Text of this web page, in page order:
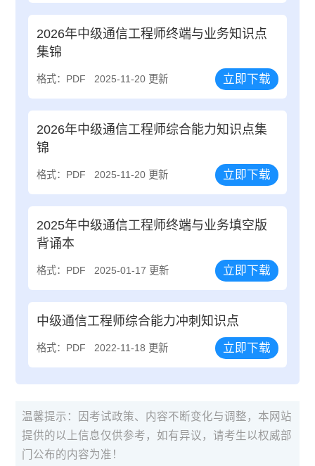
2026年中级通信工程师终端与业务知识点
集锦
格式：PDF 2025-11-20 更新 立即下载
2026年中级通信工程师综合能力知识点集
锦
格式：PDF 2025-11-20 更新 立即下载
2025年中级通信工程师终端与业务填空版
背诵本
格式：PDF 2025-01-17 更新 立即下载
中级通信工程师综合能力冲刺知识点
格式：PDF 2022-11-18 更新 立即下载
温馨提示：因考试政策、内容不断变化与调整，本网站
提供的以上信息仅供参考，如有异议，请考生以权威部
门公布的内容为准！